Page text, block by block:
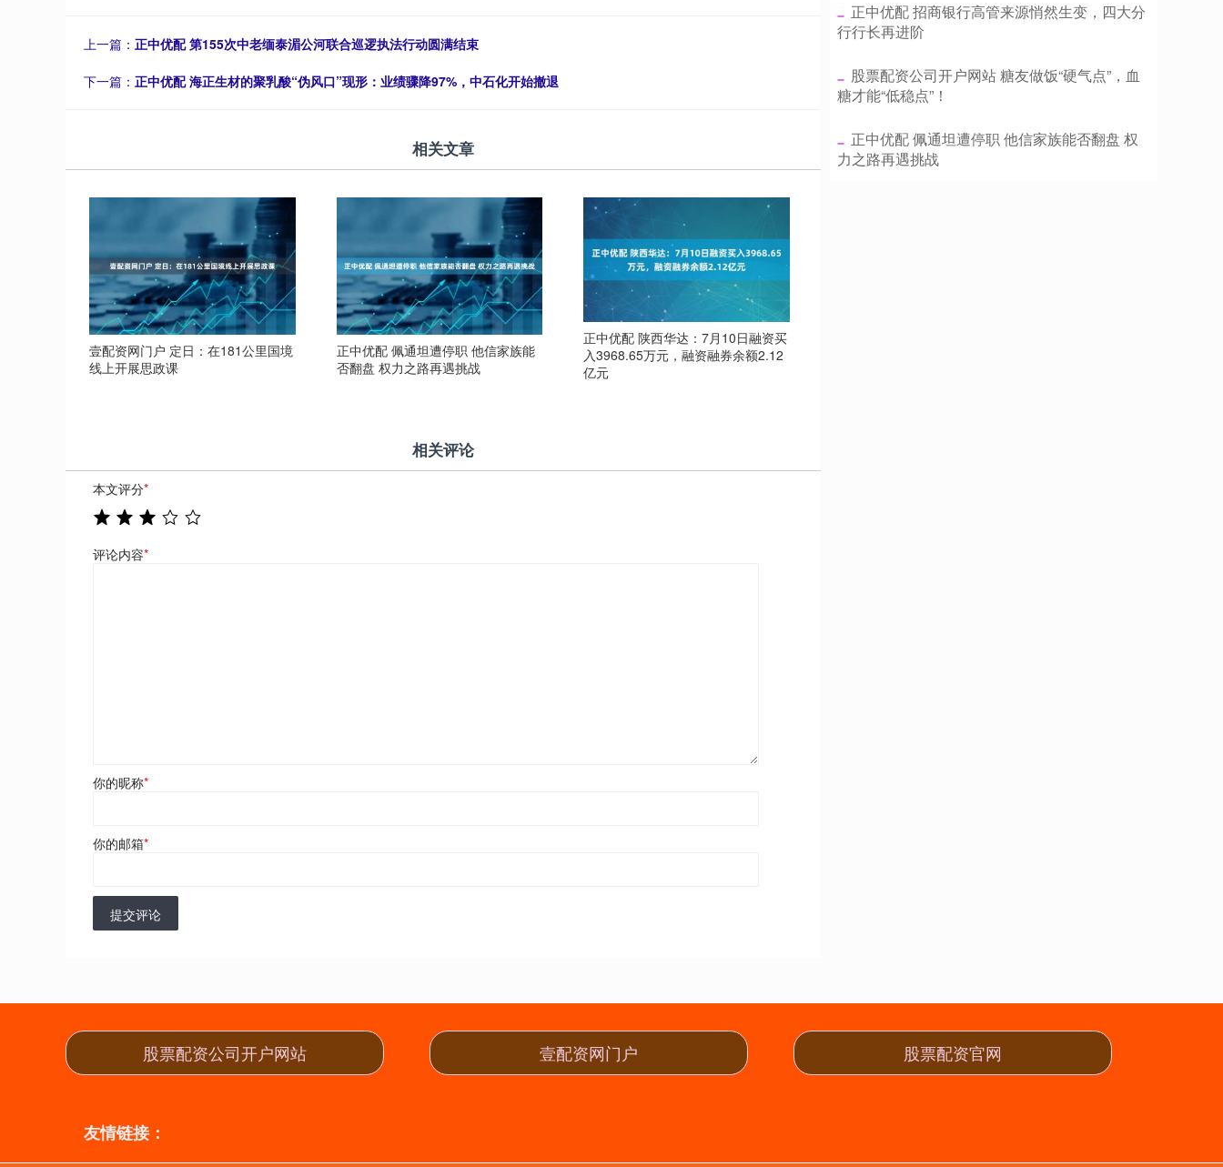
上一篇： 正中优配 第155次中老缅泰湄公河联合巡逻执法行动圆满结束
下一篇： 正中优配 海正生材的聚乳酸“伪风口”现形：业绩骤降97%，中石化开始撤退
相关文章
壹配资网门户 定日：在181公里国境
线上开展思政课
正中优配 佩通坦遭停职 他信家族能
否翻盘 权力之路再遇挑战
正中优配 陕西华达：7月10日融资买
入3968.65万元，融资融券余额2.12
亿元
相关评论
本文评分*
评论内容*
你的昵称*
你的邮箱*
提交评论
​正中优配 招商银行高管来源悄然生变，四大分
行行长再进阶
​股票配资公司开户网站 糖友做饭“硬气点”，血
糖才能“低稳点”！
​正中优配 佩通坦遭停职 他信家族能否翻盘 权
力之路再遇挑战
股票配资公司开户网站 壹配资网门户 股票配资官网
友情链接：